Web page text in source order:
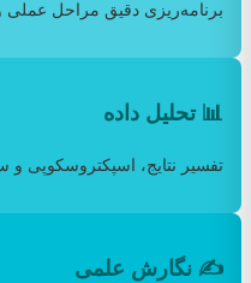
برنامه‌ریزی دقیق مراحل عملی
📊 تحلیل داده
تفسیر نتایج، اسپکتروسکوپی و
✍️ نگارش علمی